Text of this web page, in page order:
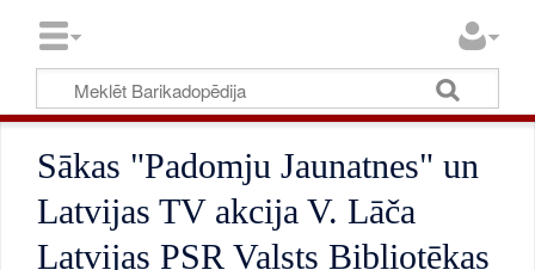
Sākas "Padomju Jaunatnes" un
Latvijas TV akcija V. Lāča
Latvijas PSR Valsts Bibliotēkas